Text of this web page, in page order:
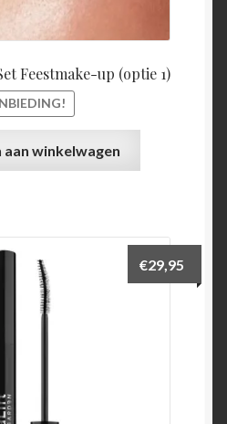
Feestmake-up (optie 1)
aan winkelwagen
€29,95